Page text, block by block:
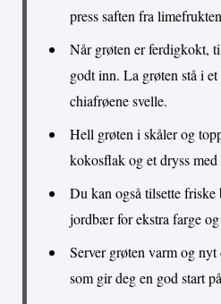
press saften fra
Når grøten er ferdigkokt,
godt inn. La grøten stå i
chiafrøene svelle.
Hell grøten i skåler og
kokosflak og et dryss
Du kan også tilsette
jordbær for ekstra farge
Server grøten varm og nyt
som gir deg en god start